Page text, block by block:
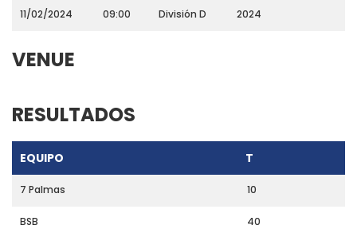
11/02/2024 09:00 División D 2024
VENUE
RESULTADOS
EQUIPO T
7 Palmas 10
BSB 40